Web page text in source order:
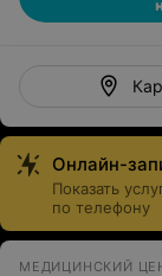
Онлайн-
Показать
по телефону
МЕДИЦИНСКИЙ